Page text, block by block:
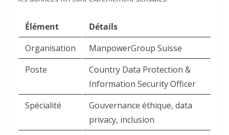
Élément
Détails
Organisation
ManpowerGroup Suisse ​
Poste
Country Data Protection &
Information Security Officer ​
Spécialité
Gouvernance éthique, data
privacy, inclusion ​